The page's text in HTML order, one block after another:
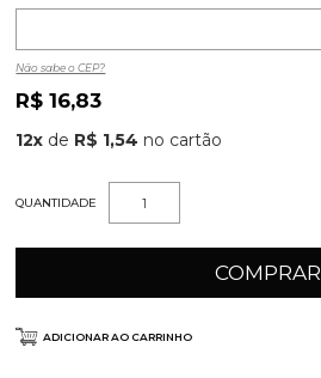
Não sabe o CEP?
R$ 16,83
12x de R$ 1,54
QUANTIDADE
COMPRAR
ADICIONAR AO CARRINHO